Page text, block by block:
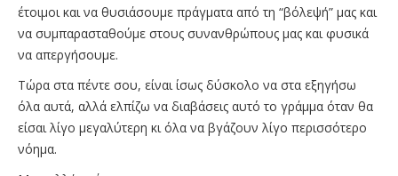
έτοιμοι και να θυσιάσουμε πράγματα από τη “βόλεψή” μας και
να συμπαρασταθούμε στους συνανθρώπους μας και φυσικά
να απεργήσουμε.
Τώρα στα πέντε σου, είναι ίσως δύσκολο να στα εξηγήσω
όλα αυτά, αλλά ελπίζω να διαβάσεις αυτό το γράμμα όταν θα
είσαι λίγο μεγαλύτερη κι όλα να βγάζουν λίγο περισσότερο
νόημα.